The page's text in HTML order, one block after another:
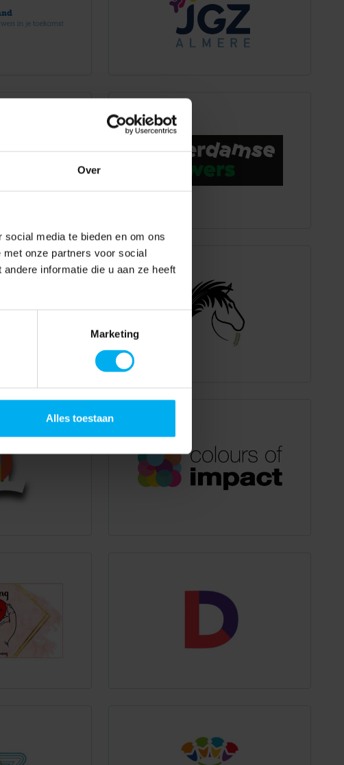
Over
media te bieden en om ons
onze partners voor social
informatie die u aan ze heeft
Marketing
Alles toestaan